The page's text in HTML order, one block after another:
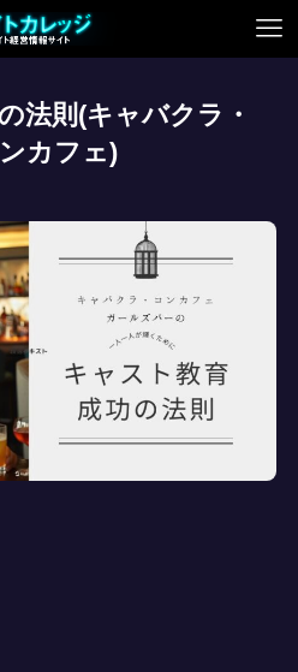
法則(キャバクラ・
カフェ)